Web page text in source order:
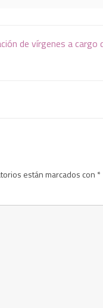
de vírgenes a cargo
están marcados con *